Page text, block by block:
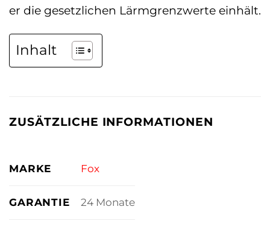
er die gesetzlichen Lärmgrenzwerte einhält.
Inhalt
ZUSÄTZLICHE INFORMATIONEN
MARKE Fox
GARANTIE 24 Monate